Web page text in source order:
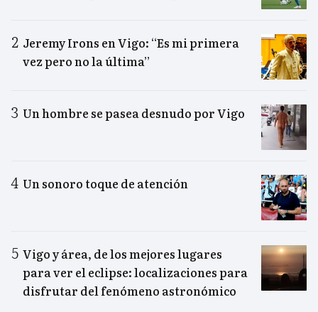
Jeremy Irons en Vigo: “Es mi primera
vez pero no la última”
Un hombre se pasea desnudo por Vigo
Un sonoro toque de atención
Vigo y área, de los mejores lugares
para ver el eclipse: localizaciones para
disfrutar del fenómeno astronómico